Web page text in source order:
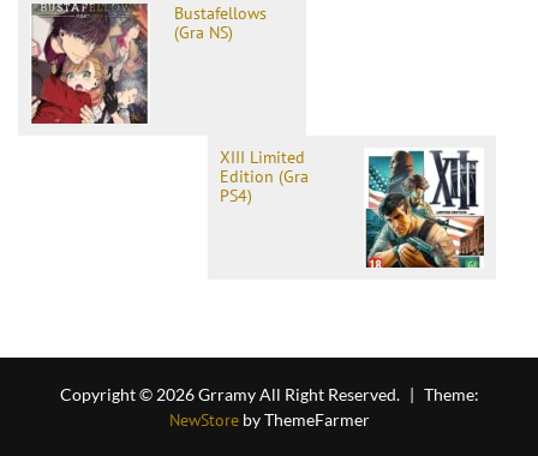
Bustafellows
(Gra NS)
XIII Limited
Edition (Gra
PS4)
Copyright © 2026 Grramy All Right Reserved. | Theme:
NewStoreby ThemeFarmer